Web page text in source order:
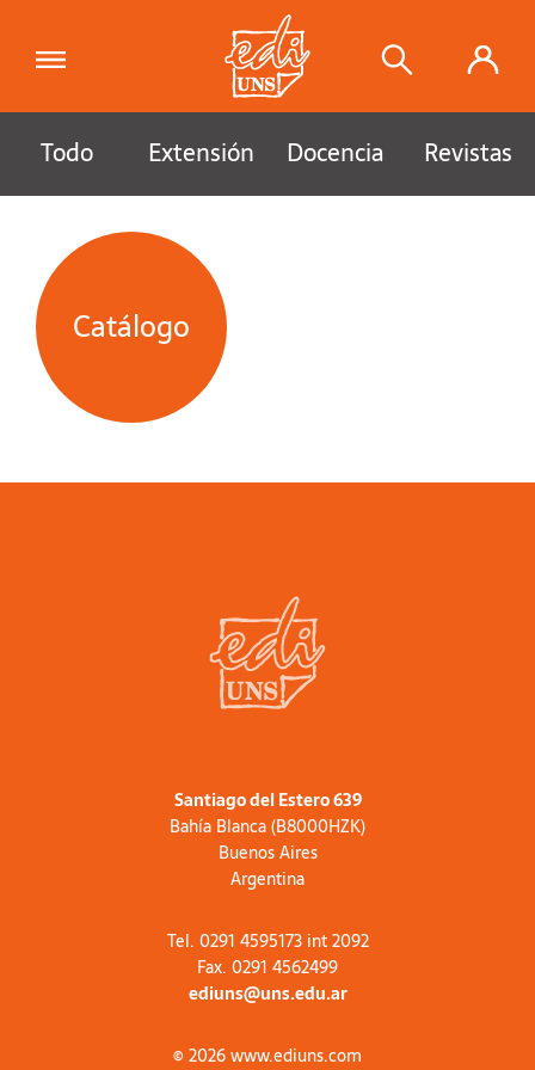
Todo Extensión Docencia Revistas
Catálogo
Santiago del Estero 639
Bahía Blanca (B8000HZK)
Buenos Aires
Argentina
Tel. 0291 4595173 int 2092
Fax. 0291 4562499
ediuns@uns.edu.ar
© 2026 www.ediuns.com